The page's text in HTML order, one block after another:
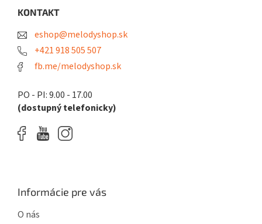
KONTAKT
eshop@melodyshop.sk
+421 918 505 507
fb.me/melodyshop.sk
PO - PI: 9.00 - 17.00
(dostupný telefonicky)
Informácie pre vás
O nás